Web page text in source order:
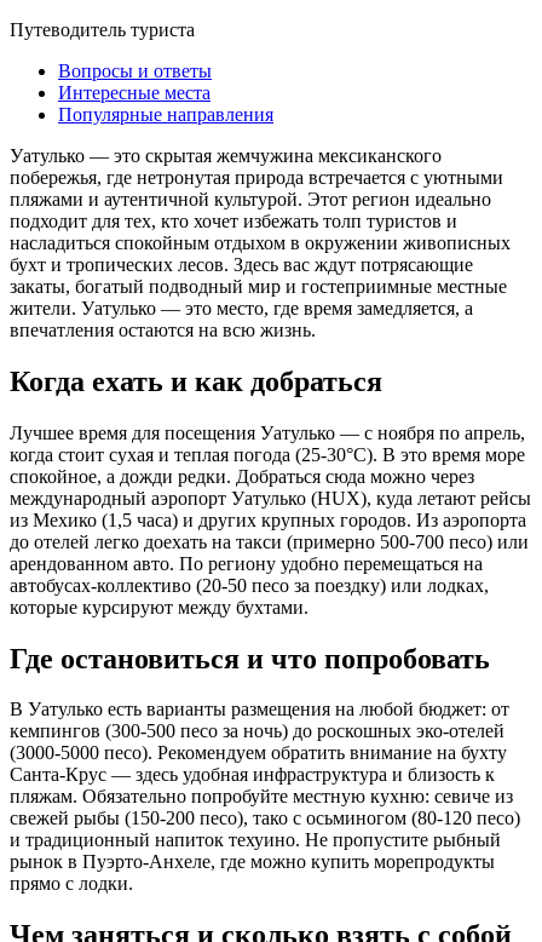
Путеводитель туриста
Вопросы и ответы
Интересные места
Популярные направления
Уатулько — это скрытая жемчужина мексиканского
побережья, где нетронутая природа встречается с уютными
пляжами и аутентичной культурой. Этот регион идеально
подходит для тех, кто хочет избежать толп туристов и
насладиться спокойным отдыхом в окружении живописных
бухт и тропических лесов. Здесь вас ждут потрясающие
закаты, богатый подводный мир и гостеприимные местные
жители. Уатулько — это место, где время замедляется, а
впечатления остаются на всю жизнь.
Когда ехать и как добраться
Лучшее время для посещения Уатулько — с ноября по апрель,
когда стоит сухая и теплая погода (25-30°C). В это время море
спокойное, а дожди редки. Добраться сюда можно через
международный аэропорт Уатулько (HUX), куда летают рейсы
из Мехико (1,5 часа) и других крупных городов. Из аэропорта
до отелей легко доехать на такси (примерно 500-700 песо) или
арендованном авто. По региону удобно перемещаться на
автобусах-коллективо (20-50 песо за поездку) или лодках,
которые курсируют между бухтами.
Где остановиться и что попробовать
В Уатулько есть варианты размещения на любой бюджет: от
кемпингов (300-500 песо за ночь) до роскошных эко-отелей
(3000-5000 песо). Рекомендуем обратить внимание на бухту
Санта-Крус — здесь удобная инфраструктура и близость к
пляжам. Обязательно попробуйте местную кухню: севиче из
свежей рыбы (150-200 песо), тако с осьминогом (80-120 песо)
и традиционный напиток техуино. Не пропустите рыбный
рынок в Пуэрто-Анхеле, где можно купить морепродукты
прямо с лодки.
Чем заняться и сколько взять с собой